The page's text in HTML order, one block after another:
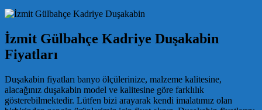
İzmit Gülbahçe Kadriye Duşakabin
Fiyatları
Duşakabin fiyatları banyo ölçülerinize, malzeme kalitesine,
alacağınız duşakabin model ve kalitesine göre farklılık
gösterebilmektedir. Lütfen bizi arayarak kendi imalatımız olan